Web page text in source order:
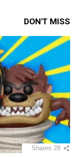
DON'T MISS
28
Shares